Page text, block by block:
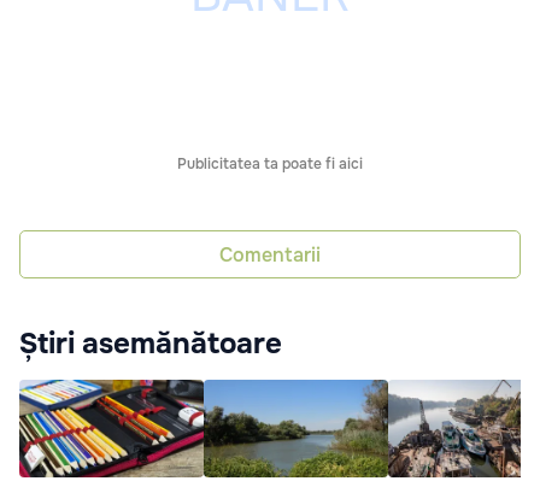
Publicitatea ta poate fi aici
Comentarii
Știri asemănătoare